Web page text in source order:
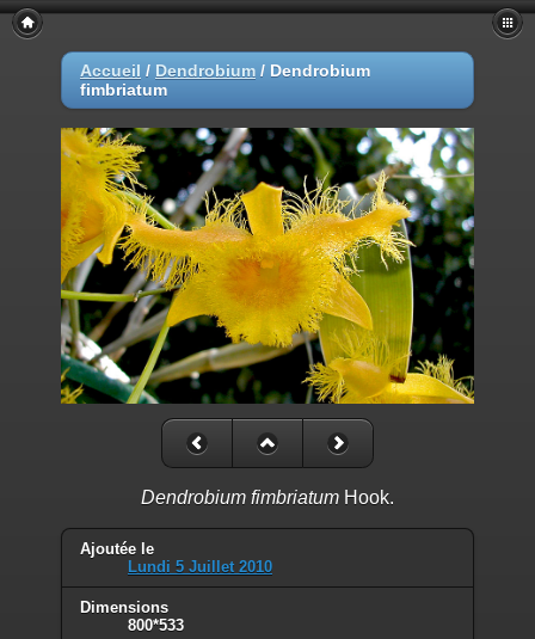
Accueil / Dendrobium / Dendrobium
fimbriatum
Dendrobium fimbriatum Hook.
Ajoutée le
Lundi 5 Juillet 2010
Dimensions
800*533